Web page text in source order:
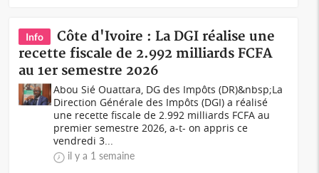
Info
Côte d'Ivoire : La DGI réalise une
recette fiscale de 2.992 milliards FCFA
au 1er semestre 2026
Abou Sié Ouattara, DG des Impôts (DR)&nbsp;La
Direction Générale des Impôts (DGI) a réalisé
une recette fiscale de 2.992 milliards FCFA au
premier semestre 2026, a-t- on appris ce
vendredi 3...
il y a 1 semaine